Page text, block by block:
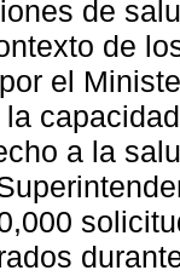
de
de
el
a la